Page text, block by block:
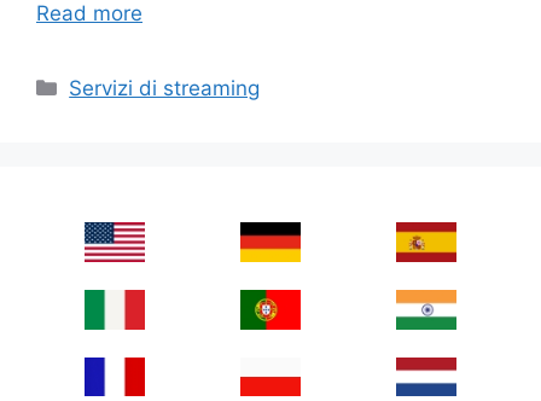
Read more
Categories
Servizi di streaming